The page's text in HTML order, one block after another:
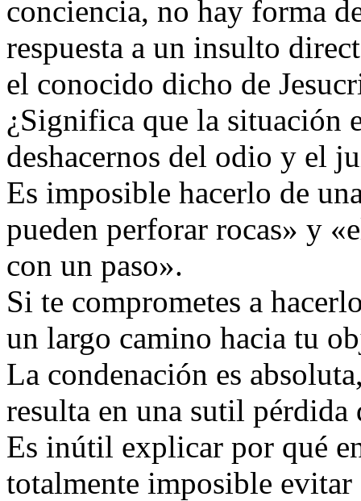
conciencia, no hay forma
respuesta a un insulto
el conocido dicho de
¿Significa que la situación
deshacernos del odio y el
Es imposible hacerlo de
pueden perforar rocas» y
con un paso».
Si te comprometes a
un largo camino hacia tu
La condenación es
resulta en una sutil
Es inútil explicar por qué
totalmente imposible evitar